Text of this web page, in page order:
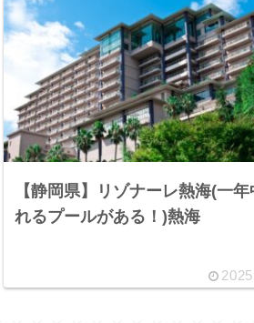
【静岡県】リゾナーレ熱海(一年
れるプールがある！)熱海